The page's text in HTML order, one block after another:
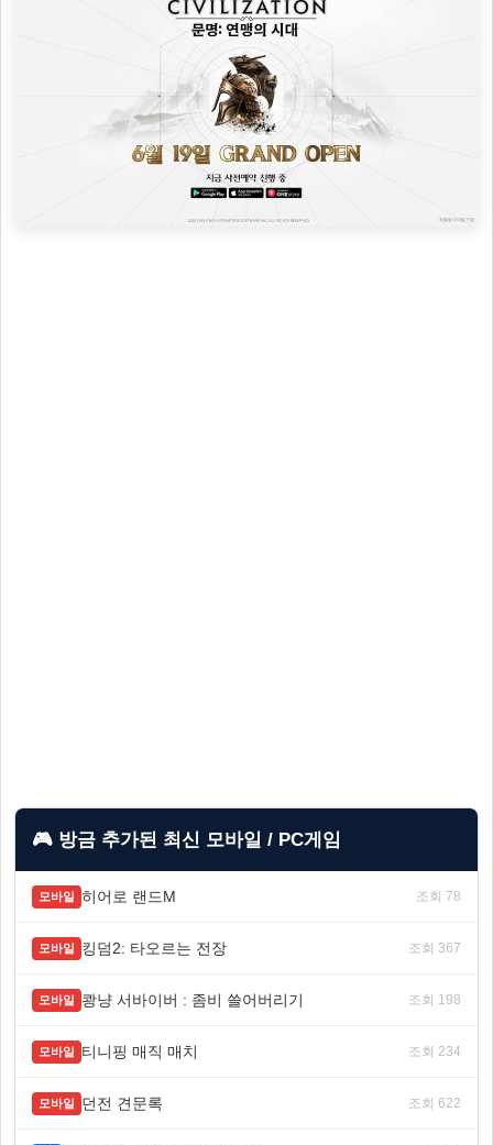
🎮 방금 추가된 최신 모바일 / PC게임
모바일 히어로 랜드M 조회 78
모바일 킹덤2: 타오르는 전장 조회 367
모바일 쾅냥 서바이버 : 좀비 쓸어버리기 조회 198
모바일 티니핑 매직 매치 조회 234
모바일 던전 견문록 조회 622